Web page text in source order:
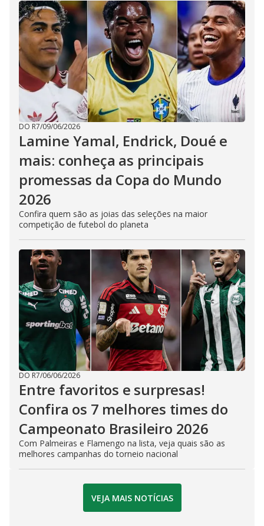
DO R7/09/06/2026
Lamine Yamal, Endrick, Doué e
mais: conheça as principais
promessas da Copa do Mundo
2026
Confira quem são as joias das seleções na maior
competição de futebol do planeta
DO R7/06/06/2026
Entre favoritos e surpresas!
Confira os 7 melhores times do
Campeonato Brasileiro 2026
Com Palmeiras e Flamengo na lista, veja quais são as
melhores campanhas do torneio nacional
VEJA MAIS NOTÍCIAS